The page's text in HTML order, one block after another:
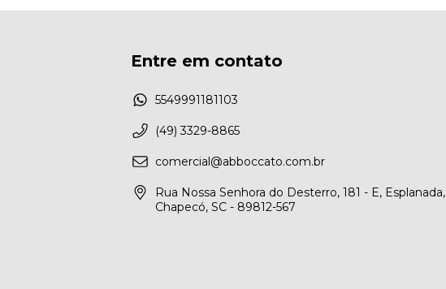
Entre em contato
5549991181103
(49) 3329-8865
comercial@abboccato.com.br
Rua Nossa Senhora do Desterro, 181 - E, Esplanada,
Chapecó, SC - 89812-567